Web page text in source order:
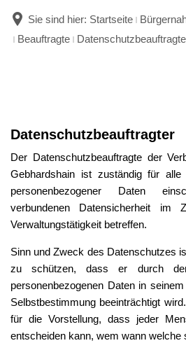
Sie sind hier: Startseite
Beauftragte
Datenschutzbeauftragter
Der Datenschutzbeauftragte der
Gebhardshain ist zuständig für
personenbezogener Daten
verbundenen Datensicherheit im
Verwaltungstätigkeit betreffen.
Sinn und Zweck des Datenschutzes
zu schützen, dass er durch
personenbezogenen Daten in
Selbstbestimmung beeinträchtigt
für die Vorstellung, dass jeder
entscheiden kann, wem wann welche